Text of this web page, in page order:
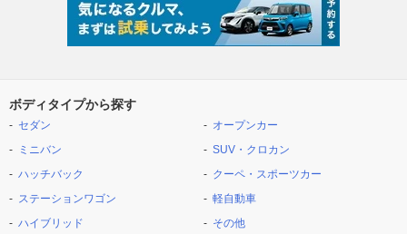
ボディタイプから探す
セダン
ミニバン
ハッチバック
ステーションワゴン
ハイブリッド
オープンカー
SUV・クロカン
クーペ・スポーツカー
軽自動車
その他